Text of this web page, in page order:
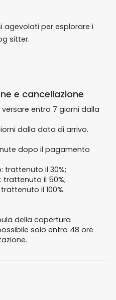
agevolati per esplorare i
sitter.
e cancellazione
entro 7 giorni dalla
dalla data di arrivo.
dopo il pagamento
trattenuto il 30%;
trattenuto il 50%;
il 100%.
della copertura
solo entro 48 ore